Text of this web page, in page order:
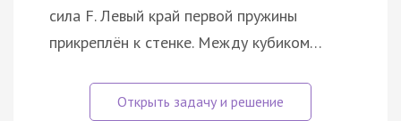
сила F. Левый край первой пружины
прикреплён к стенке. Между кубиком…